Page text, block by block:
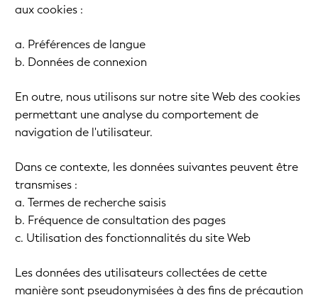
aux cookies :
a. Préférences de langue
b. Données de connexion
En outre, nous utilisons sur notre site Web des cookies
permettant une analyse du comportement de
navigation de l'utilisateur.
Dans ce contexte, les données suivantes peuvent être
transmises :
a. Termes de recherche saisis
b. Fréquence de consultation des pages
c. Utilisation des fonctionnalités du site Web
Les données des utilisateurs collectées de cette
manière sont pseudonymisées à des fins de précaution